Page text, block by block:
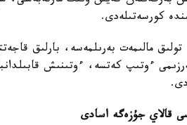
كورسەتىلەدى.
تولىق مالىمەت بەرىلمەسە، بارلىق
ءوتىپ كەتسە، ءوتىنىش
قالاي جۇزەگە اسادى